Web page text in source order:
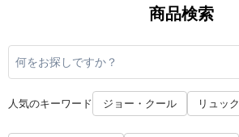
商品検索
人気のキーワード ジョー・クール リュック